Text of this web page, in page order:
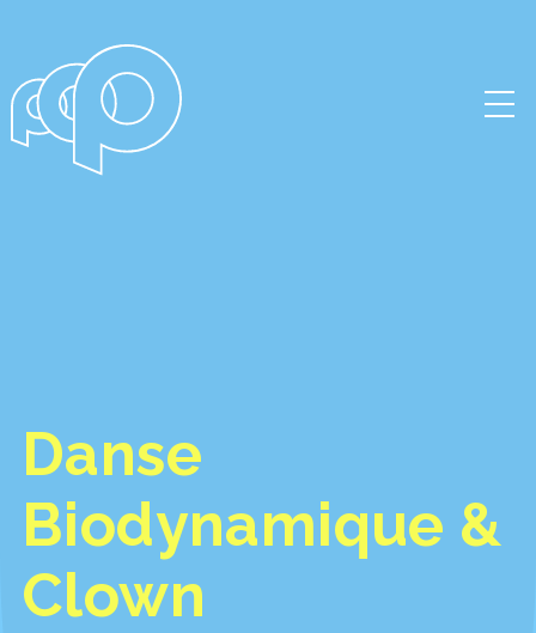
Danse
Biodynamique &
Clown